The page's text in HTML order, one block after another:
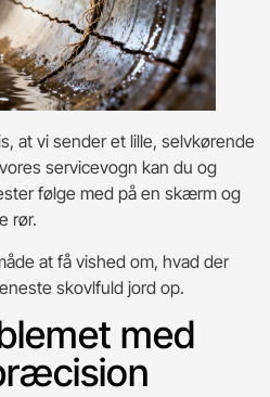
at vi sender et lille, selvkørende
servicevogn kan du og
følge med på en skærm og
rør.
at få vished om, hvad der
skovlfuld jord op.
med